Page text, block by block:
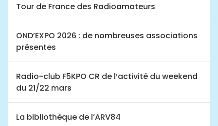
Tour de France des Radioamateurs
OND’EXPO 2026 : de nombreuses associations
présentes
Radio-club F5KPO CR de l’activité du weekend
du 21/22 mars
La bibliothèque de l’ARV84